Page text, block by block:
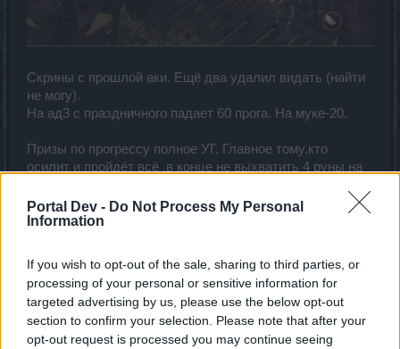
Portal Dev - Do Not Process My Personal
Information
If you wish to opt-out of the sale, sharing to third parties, or
processing of your personal or sensitive information for
targeted advertising by us, please use the below opt-out
section to confirm your selection. Please note that after your
opt-out request is processed you may continue seeing
Скрины с прошлой аки. Ещё два удалил видать (найти
не могу).
На ад3 с праздничного падает 60 прога. На муке-20.
Призы по прогрессу полное УГ. Главное тому,кто
осилит и пройдёт всё ,в конце не выхватить 4 руны на
Была хорошая акция. Испоганили,как и всё
остальное...
Mr_Denny
Advanced